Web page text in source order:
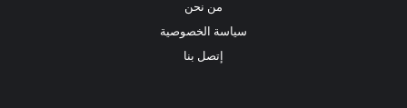
من نحن
سياسة الخصوصية
إتصل بنا